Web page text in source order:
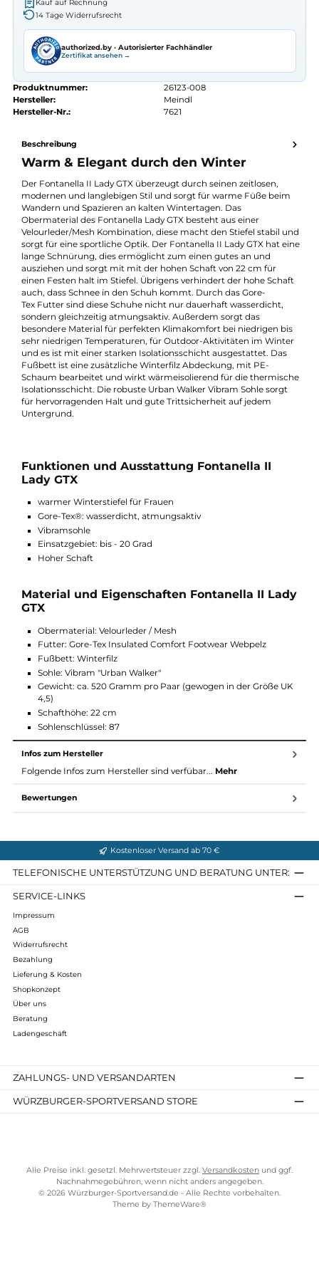
AutorisierterMeindlFachhändler
Seit 2008 Fachgeschäft in Würzburg
Kostenlose telefonische Beratung
Kostenloser Versand ab 70 €
Kauf auf Rechnung
14 Tage Widerrufsrecht
Produktnummer:
26123-008
Hersteller:
Meindl
Hersteller-Nr.:
7621
Beschreibung
Warm & Elegant durch den Winter
Der Fontanella II Lady GTX überzeugt durch seinen zeitlosen,
modernen und langlebigen Stil und sorgt für warme Füße
Wandern und Spazieren an kalten Wintertagen. Das
Obermaterial des Fontanella Lady GTX besteht aus einer
Velourleder/Mesh Kombination, diese macht den Stiefel stabil
sorgt für eine sportliche Optik. Der Fontanella II Lady GTX hat
lange Schnürung, dies ermöglicht zum einen gutes an und
ausziehen und sorgt mit mit der hohen Schaft von 22 cm für
einen Festen halt im Stiefel. Übrigens verhindert der hohe
auch, dass Schnee in den Schuh kommt. Durch das Gore-
Tex Futter sind diese Schuhe nicht nur dauerhaft wasserdicht,
und es ist mit einer starken Isolationsschicht ausgestattet. Das
Fußbett ist eine zusätzliche Winterfilz Abdeckung, mit PE-
Schaum bearbeitet und wirkt wärmeisolierend für die
Isolationsschicht. Die robuste Urban Walker Vibram Sohle sorgt
für hervorragenden Halt und gute Trittsicherheit auf jedem
Untergrund.
Funktionen und Ausstattung Fontanella II
Lady GTX
warmer Winterstiefel für Frauen
Gore-Tex®: wasserdicht, atmungsaktiv
Vibramsohle
Einsatzgebiet: bis - 20 Grad
Hoher Schaft
Material und Eigenschaften Fontanella II
GTX
Obermaterial: Velourleder / Mesh
Fußbett: Winterfilz
Schafthöhe: 22 cm
Sohlenschlüssel: 87
Folgende Infos zum Hersteller sind verfübar...
Bewertungen
TELEFONISCHE UNTERSTÜTZUNG UND BERATUNG
AGB
Shopkonzept